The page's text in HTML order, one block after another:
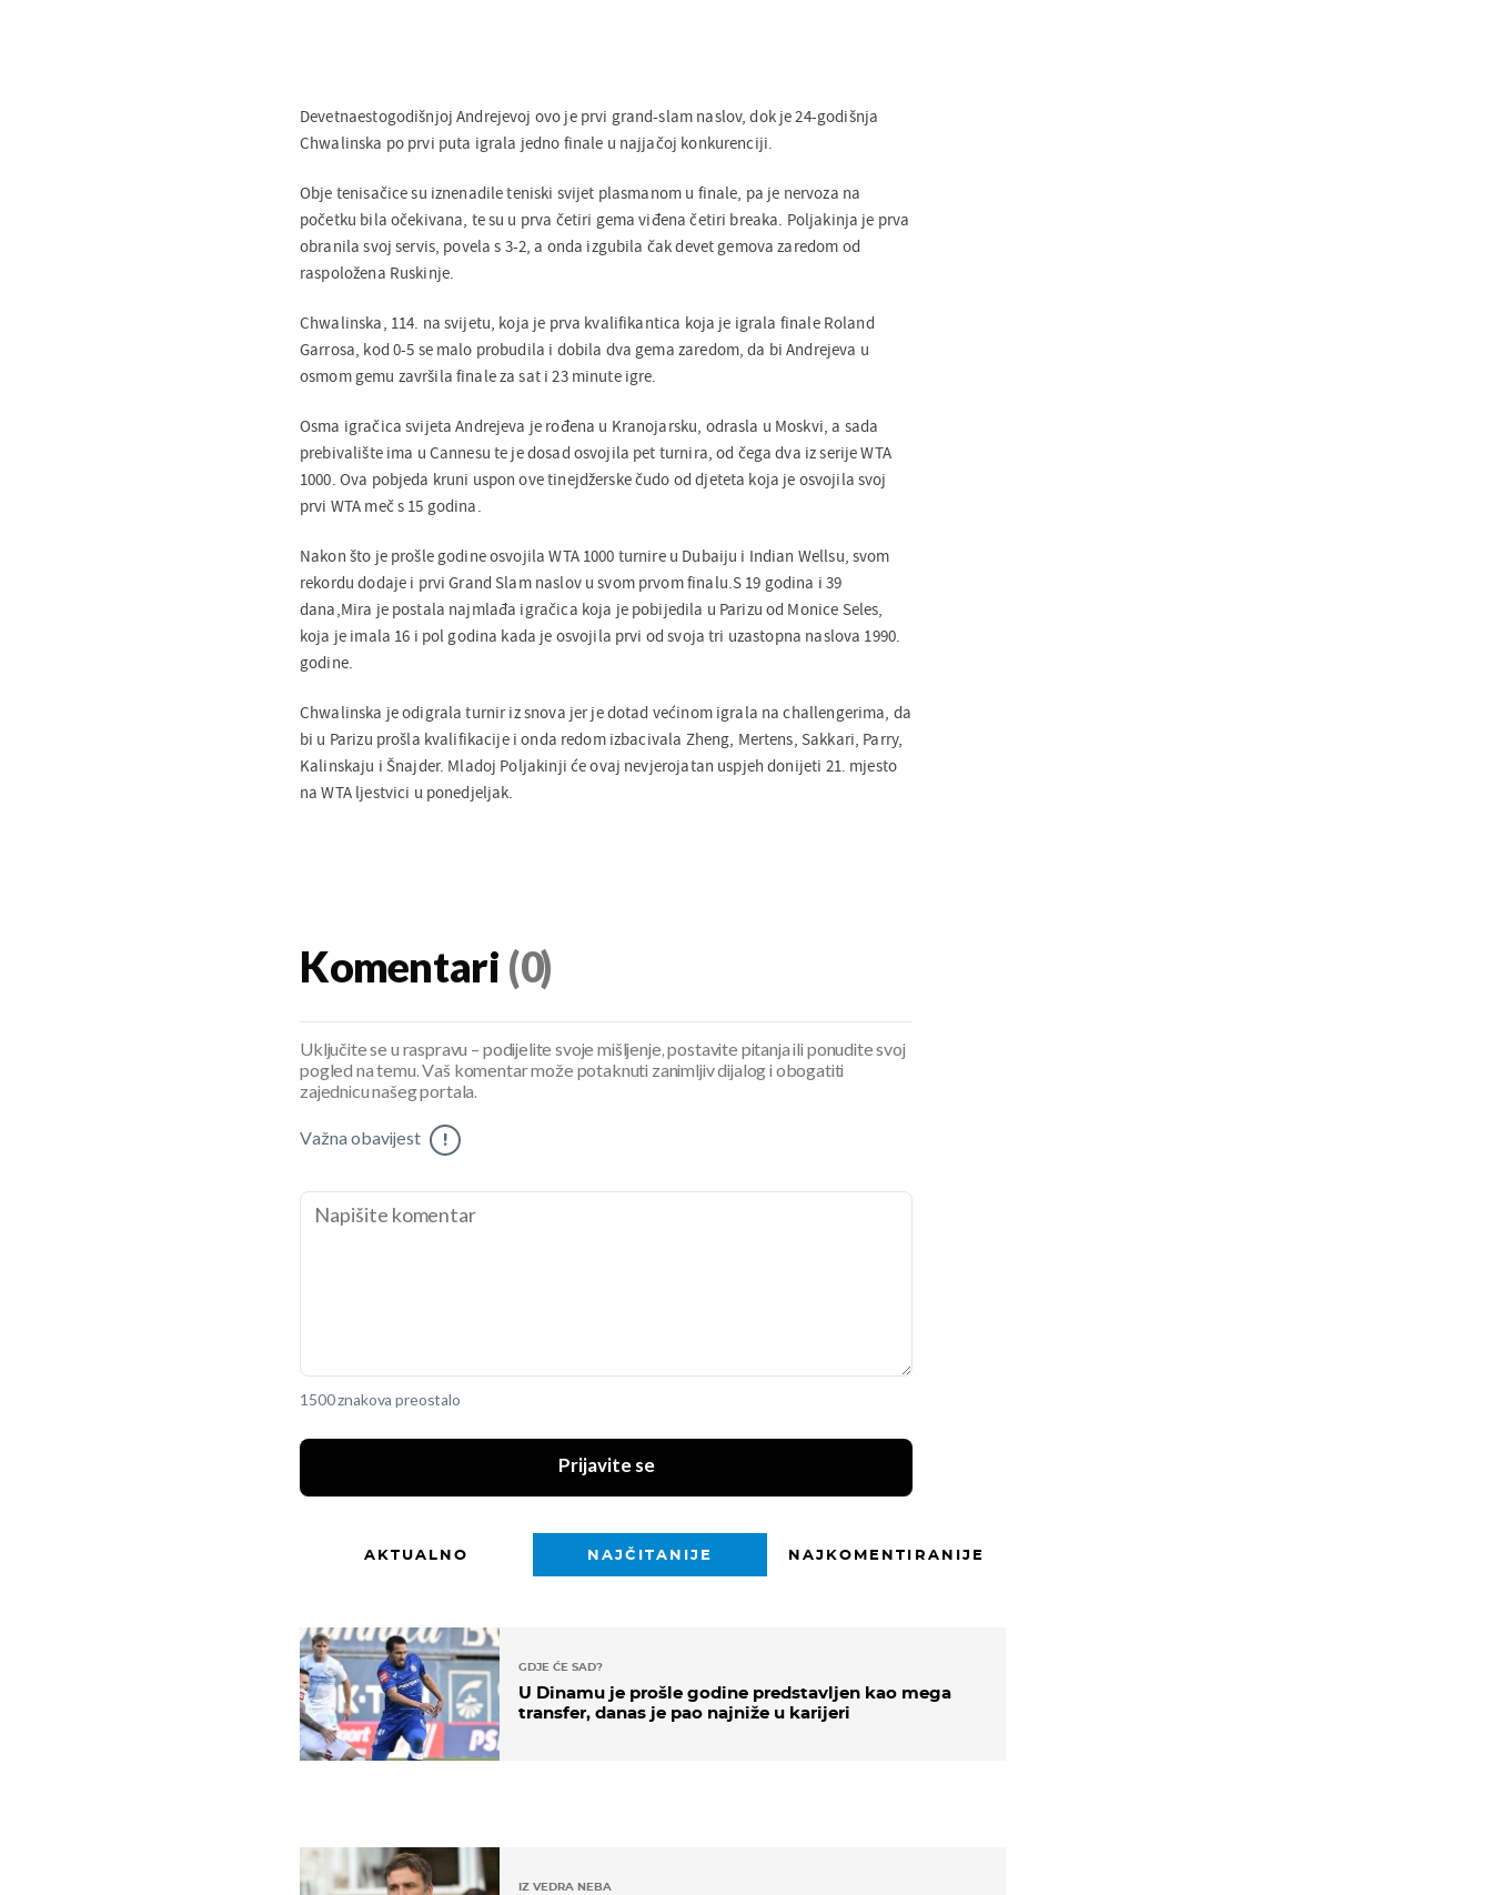
Devetnaestogodišnjoj Andrejevoj ovo je prvi grand-slam naslov, dok je 24-godišnja
Chwalinska po prvi puta igrala jedno finale u najjačoj konkurenciji.
Obje tenisačice su iznenadile teniski svijet plasmanom u finale, pa je nervoza na
početku bila očekivana, te su u prva četiri gema viđena četiri breaka. Poljakinja je prva
obranila svoj servis, povela s 3-2, a onda izgubila čak devet gemova zaredom od
raspoložena Ruskinje.
Chwalinska, 114. na svijetu, koja je prva kvalifikantica koja je igrala finale Roland
Garrosa, kod 0-5 se malo probudila i dobila dva gema zaredom, da bi Andrejeva u
osmom gemu završila finale za sat i 23 minute igre.
Osma igračica svijeta Andrejeva je rođena u Kranojarsku, odrasla u Moskvi, a sada
prebivalište ima u Cannesu te je dosad osvojila pet turnira, od čega dva iz serije WTA
1000. Ova pobjeda kruni uspon ove tinejdžerske čudo od djeteta koja je osvojila svoj
prvi WTA meč s 15 godina.
Nakon što je prošle godine osvojila WTA 1000 turnire u Dubaiju i Indian Wellsu, svom
rekordu dodaje i prvi Grand Slam naslov u svom prvom finalu.S 19 godina i 39
dana,Mira je postala najmlađa igračica koja je pobijedila u Parizu od Monice Seles,
koja je imala 16 i pol godina kada je osvojila prvi od svoja tri uzastopna naslova 1990.
godine.
Chwalinska je odigrala turnir iz snova jer je dotad većinom igrala na challengerima, da
bi u Parizu prošla kvalifikacije i onda redom izbacivala Zheng, Mertens, Sakkari, Parry,
Kalinskaju i Šnajder. Mladoj Poljakinji će ovaj nevjerojatan uspjeh donijeti 21. mjesto
na WTA ljestvici u ponedjeljak.
Komentari (0)
Uključite se u raspravu – podijelite svoje mišljenje, postavite pitanja ili ponudite svoj
pogled na temu. Vaš komentar može potaknuti zanimljiv dijalog i obogatiti
zajednicu našeg portala.
Važna obavijest !
1500 znakova preostalo
Prijavite se
AKTUALNO NAJČITANIJE NAJKOMENTIRANIJE
GDJE ĆE SAD?
U Dinamu je prošle godine predstavljen kao mega
transfer, danas je pao najniže u karijeri
IZ VEDRA NEBA